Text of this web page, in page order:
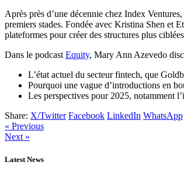
Après près d’une décennie chez Index
premiers stades. Fondée avec Kristina Shen et
plateformes pour créer des structures plus
Dans le podcast Equity, Mary Ann Azevedo
L’état actuel du secteur fintech, que
Pourquoi une vague d’introductions en
Les perspectives pour 2025, notamment
Share: X/Twitter Facebook LinkedIn WhatsApp
« Previous
Next »
Latest News